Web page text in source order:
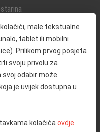
male tekstualne
tablet ili mobilni
Prilikom prvog posjeta
svoju privolu za
svoj odabir može
je uvijek dostupna u
kolačića ovdje
i sigurnost
informacije
o pristupačnosti
kolačića